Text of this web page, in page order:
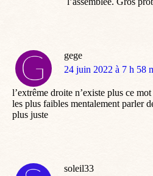
gege
dit
24 juin 2022 à 7 h 58
l’extrême droite n’existe plus ce
les plus faibles mentalement parler
plus juste
soleil33